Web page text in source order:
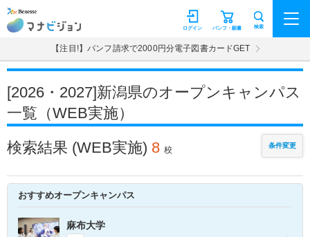
マナビジョン パンフ・願書
ログイン 検索
【注目!】パンフ請求で2000円分電子図書カードGET
[2026・2027]新潟県のオープンキャンパス
一覧（WEB実施）
検索結果 (WEB実施) 8 校 条件変更
おすすめオープンキャンパス
麻布大学